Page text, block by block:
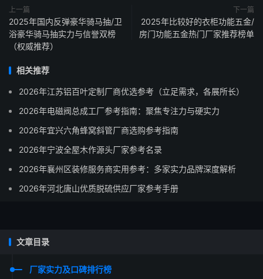
上一篇
2025年国内反弹豪华骑马抽/卫
浴豪华骑马抽实力与信誉双榜
（权威推荐）
下一篇
2025年比较好的衣柜功能五金/
房门功能五金热门厂家推荐榜单
相关推荐
2026年江苏铝百叶定制厂商优选参考（立足需求，各展所长）
2026年电磁阀总成工厂参考指南：聚焦专注力与硬实力
2026年宜兴六角蜂窝斜管厂商选购参考指南
2026年宁波全屋木作源头厂家参考名录
2026年襄州区装修服务商实用参考：多家实力品牌深度解析
2026年河北唐山优质脱硫供应厂家参考手册
文章目录
厂家实力及口碑排行榜